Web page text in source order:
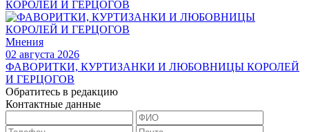
Мнения
02 августа 2026
ФАВОРИТКИ, КУРТИЗАНКИ И ЛЮБОВНИЦЫ КОРОЛЕЙ
И ГЕРЦОГОВ
Обратитесь в редакцию
Контактные данные